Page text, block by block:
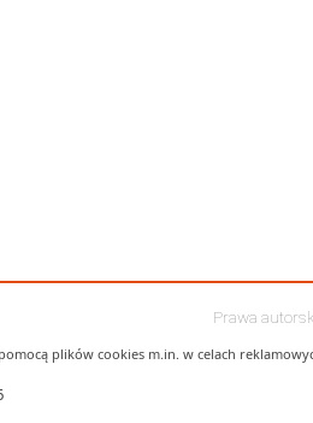
Prawa
plików cookies m.in. w celach